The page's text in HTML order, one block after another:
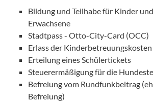
Bildung und Teilhabe für Kinder
Erwachsene
Stadtpass - Otto-City-Card (OCC)
Erlass der Kinderbetreuungskosten
Erteilung eines Schülertickets
Steuerermäßigung für die
Befreiung vom Rundfunkbeitrag
Befreiung)